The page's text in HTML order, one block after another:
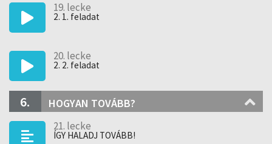
19. lecke
2. 1. feladat
20. lecke
2. 2. feladat
6. HOGYAN TOVÁBB?
21. lecke
ÍGY HALADJ TOVÁBB!